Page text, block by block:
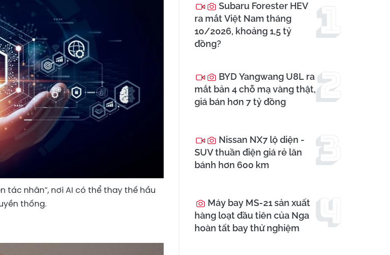
tác nhân”, nơi AI có thể thay thế hầu
thống.
Subaru Forester HEV
ra mắt Việt Nam tháng
10/2026, khoảng 1,5 tỷ
đồng?
BYD Yangwang U8L ra
mắt bản 4 chỗ mạ vàng thật,
giá bán hơn 7 tỷ đồng
Nissan NX7 lộ diện -
SUV thuần điện giá rẻ lăn
bánh hơn 600 km
Máy bay MS-21 sản xuất
hàng loạt đầu tiên của Nga
hoàn tất bay thử nghiệm